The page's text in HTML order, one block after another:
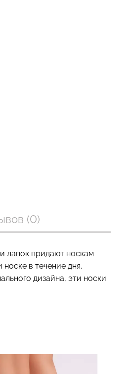
(0)
лапок придают носкам
в течение дня.
дизайна, эти носки
SHAPE black